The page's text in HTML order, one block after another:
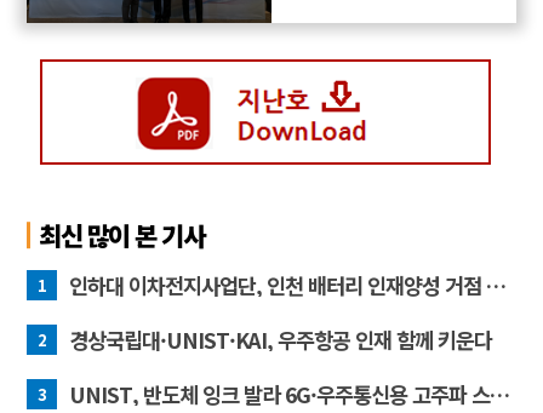
최신 많이 본 기사
1 인하대 이차전지사업단, 인천 배터리 인재양성 거점 역할 강화
2 경상국립대·UNIST·KAI, 우주항공 인재 함께 키운다
3 UNIST, 반도체 잉크 발라 6G·우주통신용 고주파 스위치 만든다